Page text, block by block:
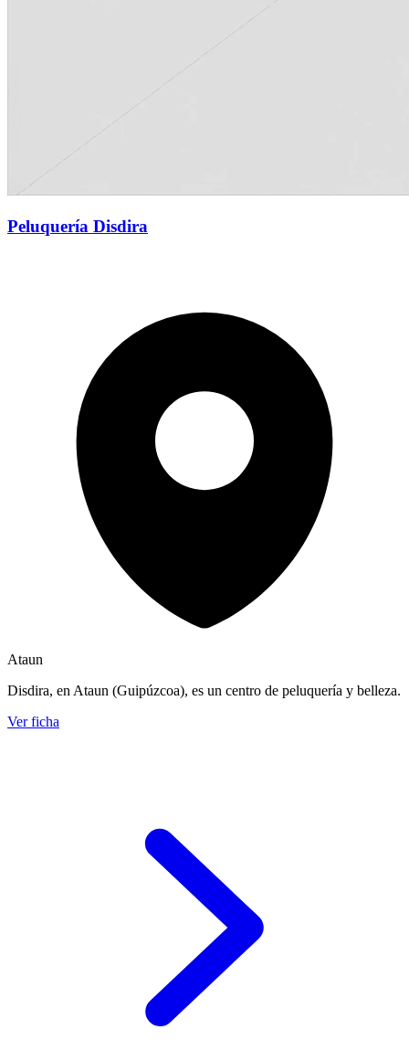
Peluquería Disdira
Ataun
Disdira, en Ataun (Guipúzcoa), es un centro de peluquería y belleza.
Ver ficha